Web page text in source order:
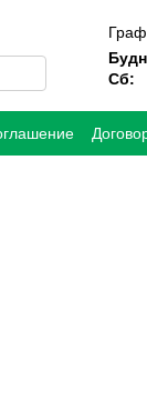
Сб: